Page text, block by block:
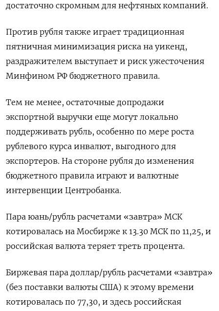
достаточно скромным для нефтяных компаний.
Против рубля также играет традиционная
‌пятничная минимизация риска на уикенд,
раздражителем выступает и риск ужесточения
Минфином РФ бюджетного правила.
Тем не менее, остаточные допродажи
экспортной выручки еще могут локально
поддерживать рубль, особенно по мере роста
рублевого курса инвалют, выгодного для
экспортеров. На стороне рубля до изменения
бюджетного правила играют и валютные
интервенции ​Центробанка.
Пара юань/рубль расчетами «завтра» МСК
котировалась на Мосбирже ​к 13.30 МСК по 11,25, и
российская ​валюта теряет ⁠треть процента.
Биржевая пара доллар/рубль расчетами «завтра»
(без поставки валюты США) к этому времени
котировалась по 77,30, и здесь российская